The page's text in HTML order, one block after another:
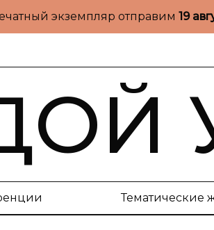
экземпляр отправим 19
Тематические